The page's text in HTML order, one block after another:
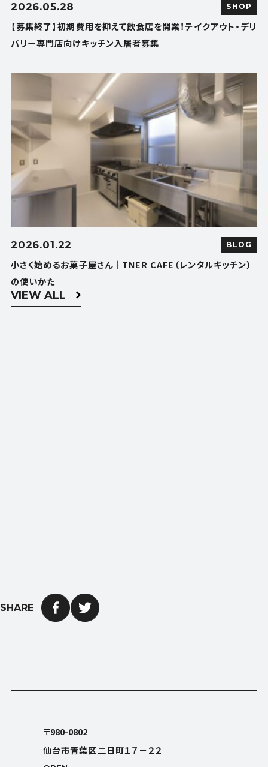
2026.05.28 SHOP
【募集終了】初期費用を抑えて飲食店を開業！テイクアウト・デリ
バリー専門店向けキッチン入居者募集
2026.01.22 BLOG
小さく始めるお菓子屋さん｜TNER CAFE（レンタルキッチン）
の使いかた
VIEW ALL
SHARE
〒980-0802
仙台市青葉区二日町１７－２２